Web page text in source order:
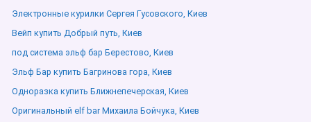
Электронные курилки Сергея Гусовского, Киев
Вейп купить Добрый путь, Киев
под система эльф бар Берестово, Киев
Эльф Бар купить Багринова гора, Киев
Одноразка купить Ближнепечерская, Киев
Оригинальный elf bar Михаила Бойчука, Киев